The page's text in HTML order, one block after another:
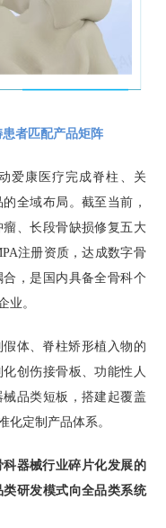
者匹配产品矩阵
爱康医疗完成脊柱、关
全域布局。截至当前，
、长段骨缺损修复五大
注册资质，达成数字骨
，是国内具备全骨科个
业。
体、脊柱矫形植入物的
创伤接骨板、功能性人
品类短板，搭建起覆盖
化定制产品体系。
器械行业碎片化发展的
研发模式向全品类系统